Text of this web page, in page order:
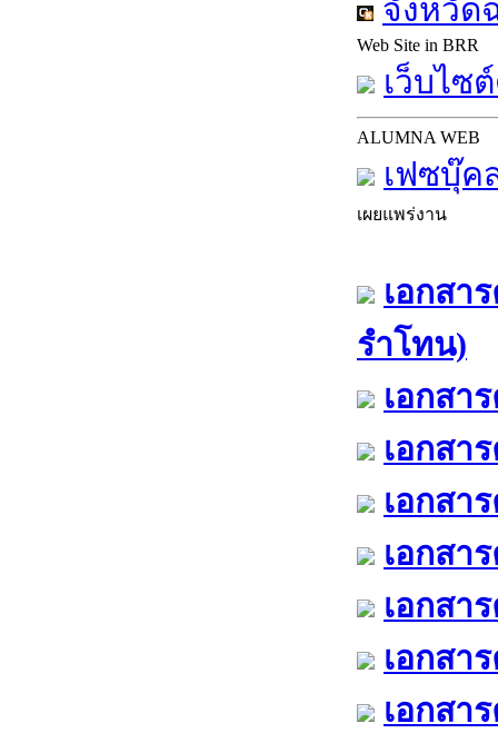
จังหวัด
Web Site in BRR
เว็บไซ
ALUMNA WEB
เฟซบุ๊ค
เผยแพร่งาน
เอกสา
รำโทน)
เอกสา
เอกสา
เอกสา
เอกสา
เอกสา
เอกสา
เอกสา